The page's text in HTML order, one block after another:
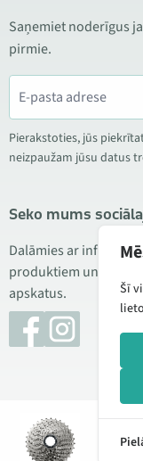
Saņemiet noderīgus
pirmie.
Pierakstoties, jūs
neizpaužam jūsu datus
Seko mums
Dalāmies ar
produktiem un
apskatus.
© 2026 Veloplus OÜ.
Pārvaldīt sīkdatnes
Šī